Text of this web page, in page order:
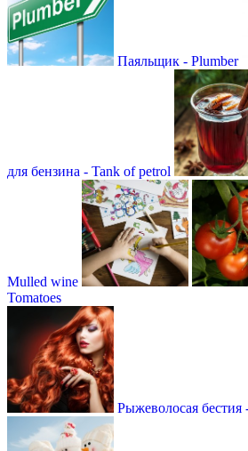
Паяльщик - Plumber
для бензина - Tank of petrol
Mulled wine
Tomatoes
Рыжеволосая бестия